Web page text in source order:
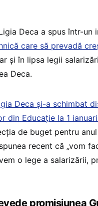
Deca a spus într-un
care să prevadă
și în lipsa legii
Deca.
Deca și-a schimbat
din Educație la 1
de buget pentru
recent că „vom
o lege a salarizării,
promisiunea